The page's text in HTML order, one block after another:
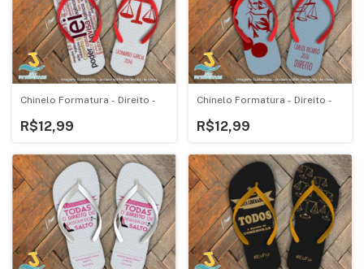
Chinelo Formatura - Direito -
R$12,99
Chinelo Formatura - Direito -
R$12,99